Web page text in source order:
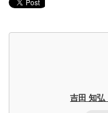
吉田 知弘